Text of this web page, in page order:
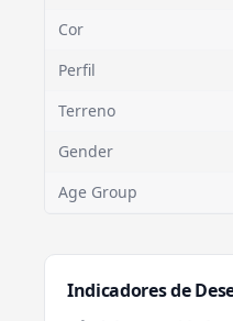
Cor
Perfil
Terreno
Gender
Age Group
Indicadores de